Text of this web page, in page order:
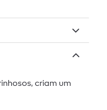
criam um